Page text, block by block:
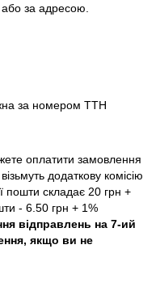
за адресою.
за номером ТТН
оплатити замовлення
додаткову комісію
пошти складає 20 грн +
- 6.50 грн + 1%
відправлень на 7-ий
якщо ви не